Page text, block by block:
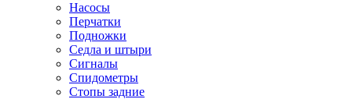
Насосы
Перчатки
Подножки
Седла и штыри
Сигналы
Спидометры
Стопы задние